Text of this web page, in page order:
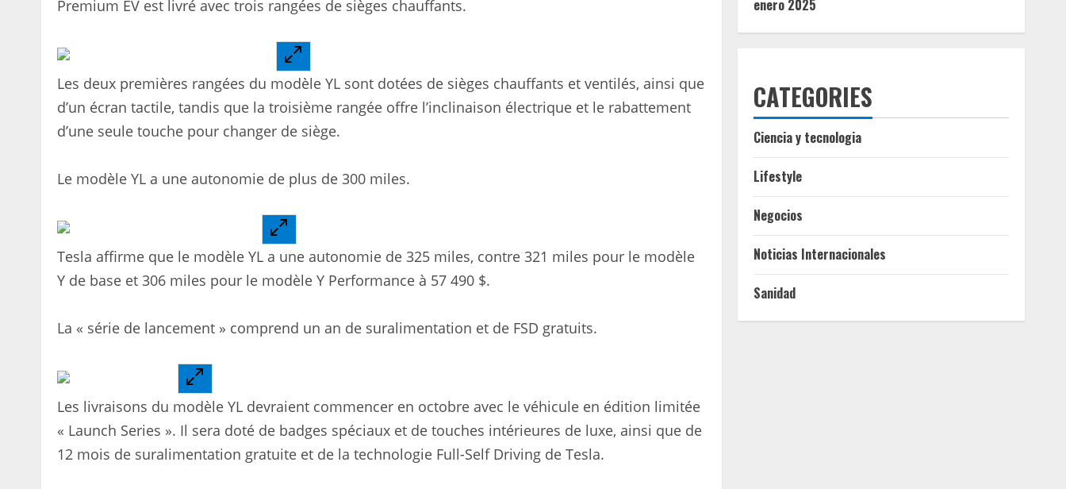
Premium EV est livré avec trois rangées de sièges chauffants.
Les deux premières rangées du modèle YL sont dotées de sièges chauffants et ventilés, ainsi que
d’un écran tactile, tandis que la troisième rangée offre l’inclinaison électrique et le rabattement
d’une seule touche pour changer de siège.
Le modèle YL a une autonomie de plus de 300 miles.
Tesla affirme que le modèle YL a une autonomie de 325 miles, contre 321 miles pour le modèle
Y de base et 306 miles pour le modèle Y Performance à 57 490 $.
La « série de lancement » comprend un an de suralimentation et de FSD gratuits.
Les livraisons du modèle YL devraient commencer en octobre avec le véhicule en édition limitée
« Launch Series ». Il sera doté de badges spéciaux et de touches intérieures de luxe, ainsi que de
12 mois de suralimentation gratuite et de la technologie Full-Self Driving de Tesla.
enero 2025
CATEGORIES
Ciencia y tecnologia
Lifestyle
Negocios
Noticias Internacionales
Sanidad